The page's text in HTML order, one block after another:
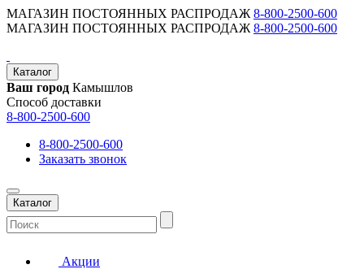
МАГАЗИН ПОСТОЯННЫХ РАСПРОДАЖ 8-800-2500-600
МАГАЗИН ПОСТОЯННЫХ РАСПРОДАЖ 8-800-2500-600
Каталог
Ваш город Камышлов
Способ доставки
8-800-2500-600
8-800-2500-600
Заказать звонок
Каталог
Акции